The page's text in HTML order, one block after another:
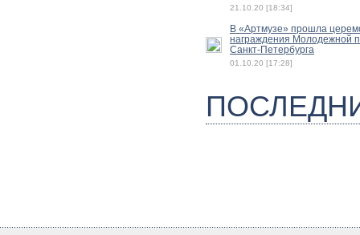
21.10.20 [18:34]
В «Артмузе» прошла
награждения Молодежной
Санкт-Петербурга
01.10.20 [17:28]